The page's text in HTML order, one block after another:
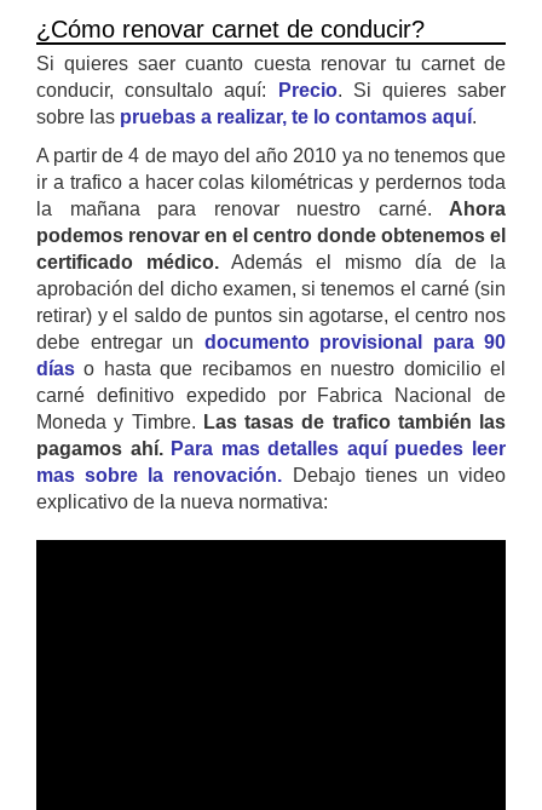
¿Cómo renovar carnet de conducir?
Si quieres saer cuanto cuesta renovar tu carnet de
conducir, consultalo aquí:
Precio. Si quieres saber
sobre las pruebas a realizar, te lo contamos aquí.
A partir de 4 de mayo del año 2010 ya no tenemos que
ir a trafico a hacer colas kilométricas y perdernos toda
la mañana para renovar nuestro carné. Ahora
podemos renovar en el centro donde obtenemos el
certificado médico. Además el mismo día de la
aprobación del dicho examen, si tenemos el carné (sin
retirar) y el saldo de puntos sin agotarse, el centro nos
debe entregar un documento provisional para 90
días o hasta que recibamos en nuestro domicilio el
carné definitivo expedido por Fabrica Nacional de
Moneda y Timbre. Las tasas de trafico también las
pagamos ahí. Para mas detalles aquí puedes leer
mas sobre la renovación. Debajo tienes un video
explicativo de la nueva normativa: